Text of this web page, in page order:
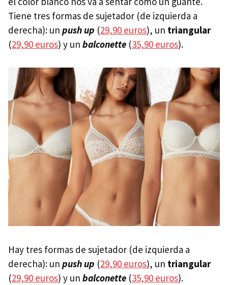
Tiene tres formas de sujetador (de izquierda a
derecha): un push up (29,90 euros), un triangular
(29,90 euros) y un balconette (35,90 euros).
Hay tres formas de sujetador (de izquierda a
derecha): un push up (29,90 euros), un triangular
(29,90 euros) y un balconette (35,90 euros).